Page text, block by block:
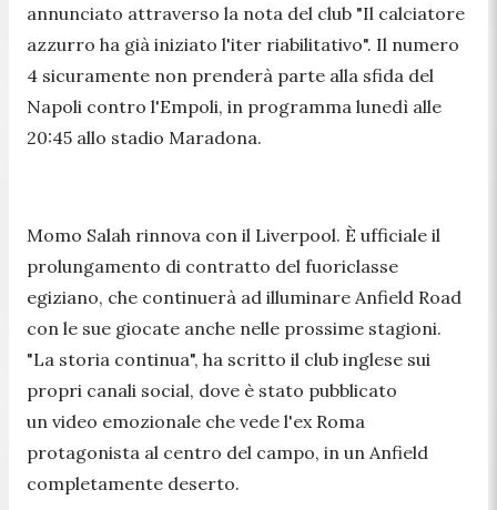
annunciato attraverso la nota del club "Il calciatore
azzurro ha già iniziato l'iter riabilitativo". Il numero
4 sicuramente non prenderà parte alla sfida del
Napoli contro l'Empoli, in programma lunedì alle
20:45 allo stadio Maradona.
Momo Salah rinnova con il Liverpool. È ufficiale il
prolungamento di contratto del fuoriclasse
egiziano, che continuerà ad illuminare Anfield Road
con le sue giocate anche nelle prossime stagioni.
"La storia continua", ha scritto il club inglese sui
propri canali social, dove è stato pubblicato
un video emozionale che vede l'ex Roma
protagonista al centro del campo, in un Anfield
completamente deserto.